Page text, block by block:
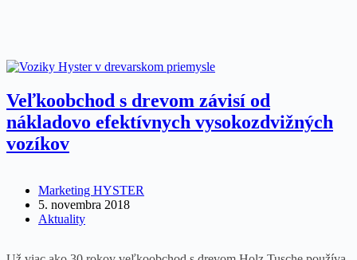
Veľkoobchod s drevom závisí od
nákladovo efektívnych vysokozdvižných
vozíkov
Marketing HYSTER
5. novembra 2018
Aktuality